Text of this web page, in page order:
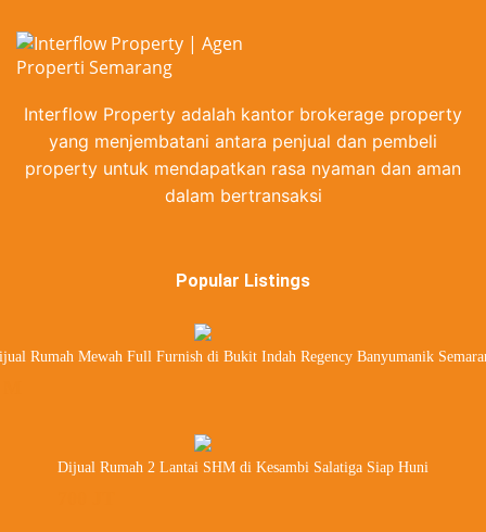
Gajahmungkur
real estate
Candisari real
estate
Banyumanik
Gajahmungkur
real estate
estate
Banyumanik
real estate
Homes
Interflow Property adalah kantor brokerage property
yang menjembatani antara penjual dan pembeli
property untuk mendapatkan rasa nyaman dan aman
dalam bertransaksi
Popular Listings
Rumah Mewah Full Furnish di Bukit Indah Regency Banyumanik
Dijual Rumah 2 Lantai SHM di Kesambi Salatiga Siap Huni